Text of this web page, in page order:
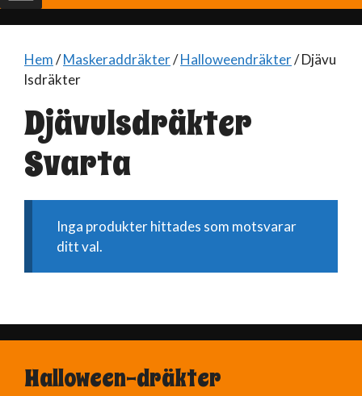
Hem/Maskeraddräkter/Halloweendräkter/ Djävu
lsdräkter
Djävulsdräkter
Svarta
Inga produkter hittades som motsvarar
ditt val.
Halloween-dräkter